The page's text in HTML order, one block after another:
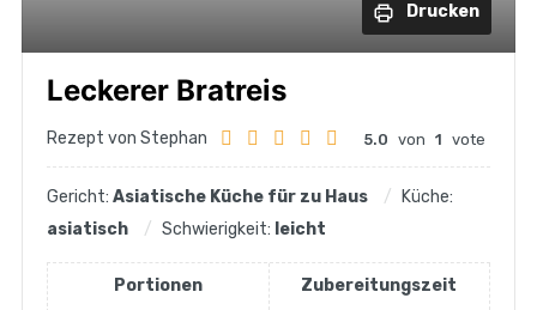
Drucken
Leckerer Bratreis
Rezept von Stephan 5.0 von 1 vote
Gericht: Asiatische Küche für zu Haus
Küche:
asiatisch
Schwierigkeit: leicht
Portionen
Zubereitungszeit